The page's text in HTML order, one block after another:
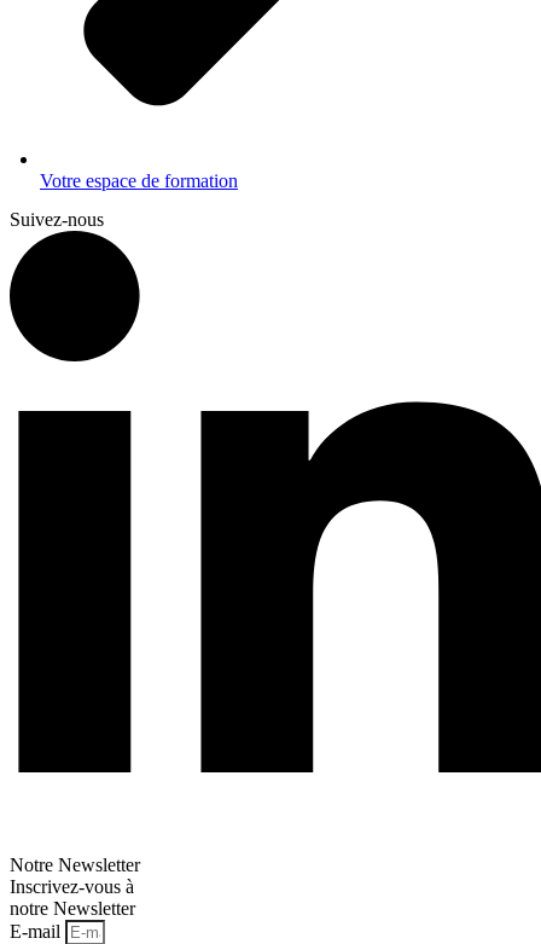
Votre espace de formation
Suivez-nous
Notre Newsletter
Inscrivez-vous à
notre Newsletter
E-mail